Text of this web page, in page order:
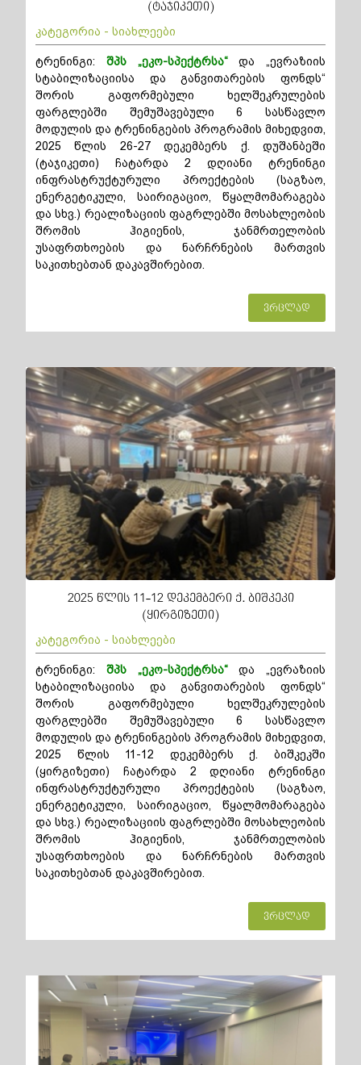
(ტაჯიკეთი)
კატეგორია - სიახლეები
ტრენინგი: შპს „ეკო-სპექტრსა“და „ევრაზიის
სტაბილიზაციისა და განვითარების ფონდს“
შორის გაფორმებული ხელშეკრულების
ფარგლებში შემუშავებული 6 სასწავლო
მოდულის და ტრენინგების პროგრამის მიხედვით,
2025 წლის 26-27 დეკემბერს ქ. დუშანბეში
(ტაჯიკეთი) ჩატარდა 2 დღიანი ტრენინგი
ინფრასტრუქტურული პროექტების (საგზაო,
ენერგეტიკული, საირიგაციო, წყალმომარაგება
და სხვ.) რეალიზაციის ფაგრლებში მოსახლეობის
შრომის ჰიგიენის, ჯანმრთელობის
უსაფრთხოების და ნარჩრნების მართვის
საკითხებთან დაკავშირებით.
ვრცლად
2025 წლის 11-12 დეკემბერი ქ. ბიშკეკი
(ყირგიზეთი)
კატეგორია - სიახლეები
ტრენინგი: შპს „ეკო-სპექტრსა“და „ევრაზიის
სტაბილიზაციისა და განვითარების ფონდს“
შორის გაფორმებული ხელშეკრულების
ფარგლებში შემუშავებული 6 სასწავლო
მოდულის და ტრენინგების პროგრამის მიხედვით,
2025 წლის 11-12 დეკემბერს ქ. ბიშკეკში
(ყირგიზეთი) ჩატარდა 2 დღიანი ტრენინგი
ინფრასტრუქტურული პროექტების (საგზაო,
ენერგეტიკული, საირიგაციო, წყალმომარაგება
და სხვ.) რეალიზაციის ფაგრლებში მოსახლეობის
შრომის ჰიგიენის, ჯანმრთელობის
უსაფრთხოების და ნარჩრნების მართვის
საკითხებთან დაკავშირებით.
ვრცლად